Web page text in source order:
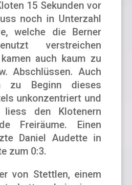
15 Sekunden vor
noch in Unterzahl
welche die Berner
verstreichen
auch kaum zu
Abschlüssen. Auch
zu Beginn dieses
unkonzentriert und
den Klotenern
Freiräume. Einen
Daniel Audette in
zum 0:3.
von Stettlen, einem